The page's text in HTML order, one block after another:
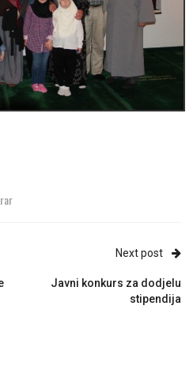
Next post
Javni konkurs za dodjelu
stipendija